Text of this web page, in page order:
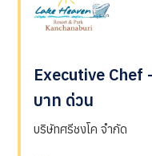
Executive Chef
บาท ด่วน
บริษัทศรีชงโค จำกัด